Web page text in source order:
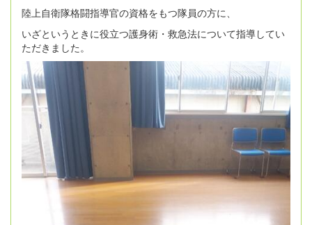
陸上自衛隊格闘指導官の資格をもつ隊員の方に、
いざというときに役立つ護身術・救急法について指導してい
ただきました。